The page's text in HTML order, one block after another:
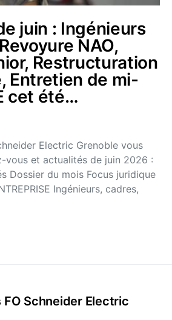
juin : Ingénieurs
NAO,
Restructuration
Entretien de mi-
cet été…
Electric Grenoble vous
vous et actualités de juin 2026 :
Dossier du mois Focus juridique
Ingénieurs, cadres,
Schneider Electric